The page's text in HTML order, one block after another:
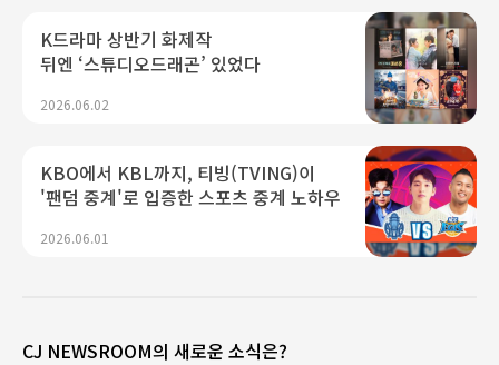
K드라마 상반기 화제작
뒤엔 ‘스튜디오드래곤’ 있었다
2026.06.02
KBO에서 KBL까지, 티빙(TVING)이
'팬덤 중계'로 입증한 스포츠 중계 노하우
2026.06.01
CJ NEWSROOM의 새로운 소식은?